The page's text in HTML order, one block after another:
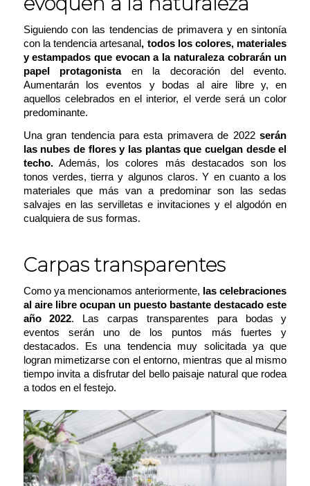
Siguiendo con las tendencias de primavera y en sintonía
con la tendencia artesanal, todos los colores, materiales
y estampados que evocan a la naturaleza cobrarán un
papel protagonista en la decoración del evento.
Aumentarán los eventos y bodas al aire libre y, en
aquellos celebrados en el interior, el verde será un color
predominante.
Una gran tendencia para esta primavera de 2022serán
las nubes de flores y las plantas que cuelgan desde el
techo.Además, los colores más destacados son los
tonos verdes, tierra y algunos claros. Y en cuanto a los
materiales que más van a predominar son las sedas
salvajes en las servilletas e invitaciones y el algodón en
cualquiera de sus formas.
Carpas transparentes
Como ya mencionamos anteriormente, las celebraciones
al aire libre ocupan un puesto bastante destacado este
año 2022. Las carpas transparentes para bodas y
eventos serán uno de los puntos más fuertes y
destacados. Es una tendencia muy solicitada ya que
logran mimetizarse con el entorno, mientras que al mismo
tiempo invita a disfrutar del bello paisaje natural que rodea
a todos en el festejo.